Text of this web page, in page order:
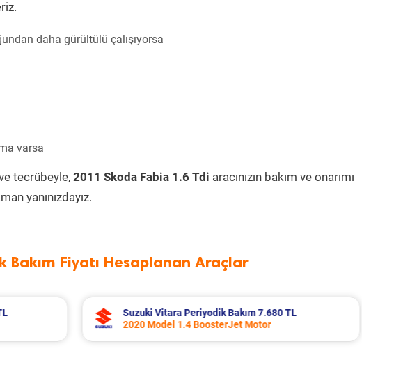
daha gürültülü çalışıyorsa
varsa
tecrübeyle, 2011 Skoda Fabia 1.6 Tdi aracınızın bakım ve onarımı
yanınızdayız.
Bakım Fiyatı Hesaplanan Araçlar
TL
Toyota Corolla Periyodik Bakım 10.994 TL
2022 Model 1.8 Hybrid Motor